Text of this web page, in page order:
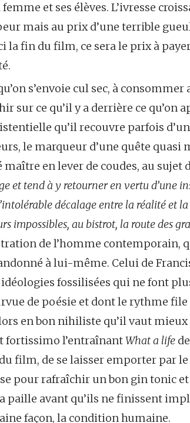
et ses élèves. L’ivresse
mais au prix d’une terrible
la fin du film, ce sera le prix à
s’envoie cul sec, à
sur ce qu’il y a derrière ce qu’on
qu’il recouvre parfois
le marqueur d’une quête quasi
en lever de coudes, au sujet
et tend à y retourner en vertu d’une
décalage entre la réalité et
impossibles, au bistrot, la route des
de l’homme contemporain,
à lui-même. Celui de
fossilisées qui ne font
de poésie et dont le rythme
en bon nihiliste qu’il vaut
fortissimo l’entraînantWhat a life
film, de se laisser emporter par
pour rafraîchir un bon gin tonic
paille avant qu’ils ne finissent
façon, la condition humaine.